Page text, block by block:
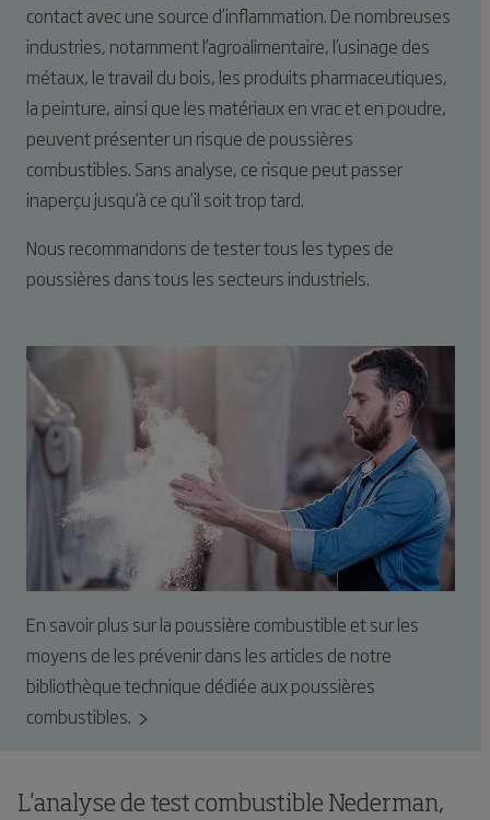
contact avec une source d’inflammation. De nombreuses
industries, notamment l’agroalimentaire, l’usinage des
métaux, le travail du bois, les produits pharmaceutiques,
la peinture, ainsi que les matériaux en vrac et en poudre,
peuvent présenter un risque de poussières
combustibles. Sans analyse, ce risque peut passer
inaperçu jusqu’à ce qu’il soit trop tard.
Nous recommandons de tester tous les types de
poussières dans tous les secteurs industriels.
En savoir plus sur la poussière combustible et sur les
moyens de les prévenir dans les articles de notre
bibliothèque technique dédiée aux poussières
combustibles.
L'analyse de test combustible Nederman,